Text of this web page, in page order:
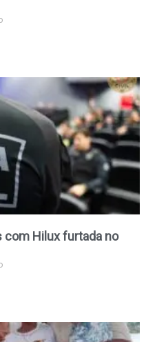
com Hilux furtada no